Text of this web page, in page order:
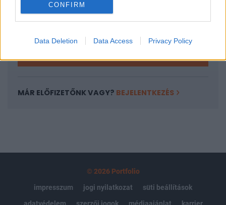
CONFIRM
Data Deletion Data Access Privacy Policy
Portfolio.hu teljes cikkarchívum
MÁR ELŐFIZETŐNK VAGY? BEJELENTKEZÉS
© 2026 Portfolio
impresszum
jogi nyilatkozat
süti beállítások
adatvédelem
szerzői jogok médiaajánlat karrier